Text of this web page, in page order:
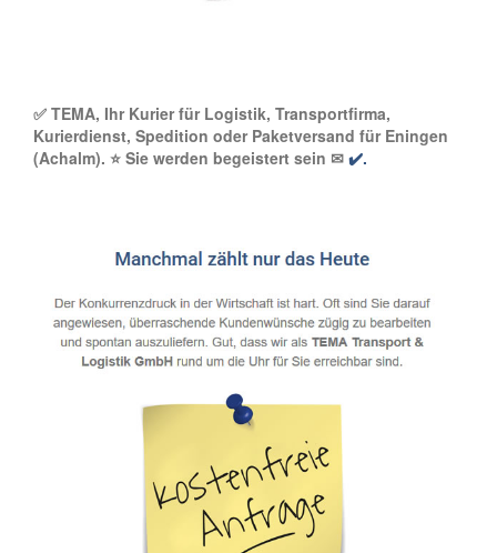
✅ TEMA, Ihr Kurier für Logistik, Transportfirma,
Kurierdienst, Spedition oder Paketversand für Eningen
(Achalm). ⭐ Sie werden begeistert sein ✉ ✔️.